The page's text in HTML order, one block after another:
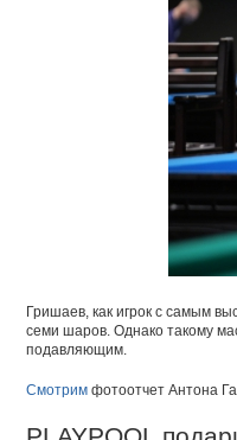
Гришаев, как игрок с самым
семи шаров. Однако такому
подавляющим.
Смотримфотоотчет Антона